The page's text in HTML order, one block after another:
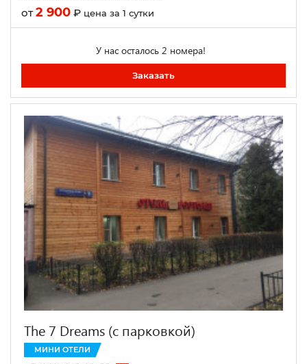
от2 900 ₽ цена за 1 сутки
У нас осталось 2 номера!
Заказать
The 7 Dreams (с парковкой)
МИНИ ОТЕЛИ